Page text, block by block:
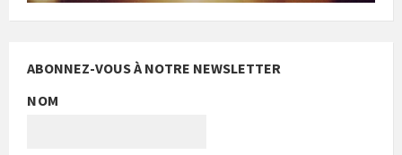
ABONNEZ-VOUS À NOTRE NEWSLETTER
NOM